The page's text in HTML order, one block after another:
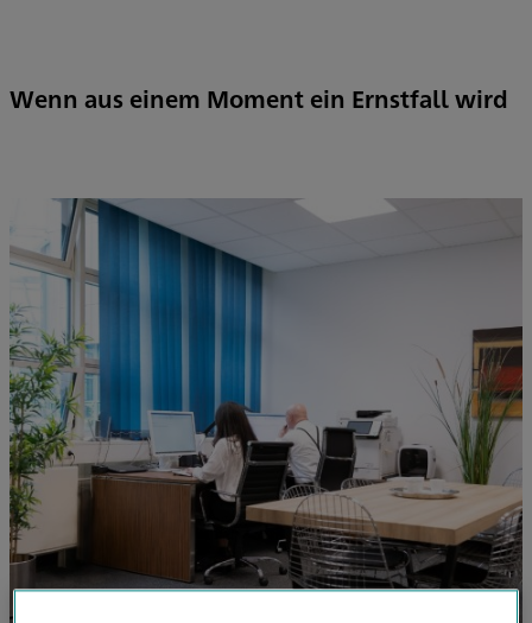
Wenn aus einem Moment ein Ernstfall wird